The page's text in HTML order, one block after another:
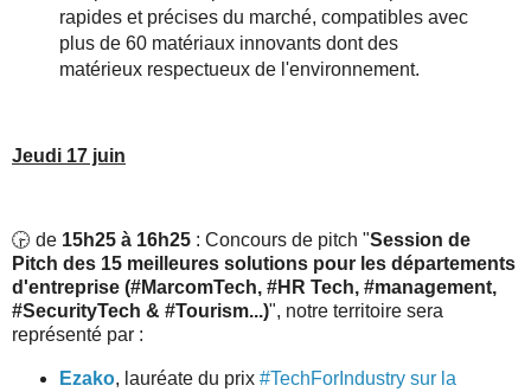
rapides et précises du marché, compatibles avec
plus de 60 matériaux innovants dont des
matérieux respectueux de l'environnement.
Jeudi 17 juin
🕞 de 15h25 à 16h25 : Concours de pitch "Session de
Pitch des 15 meilleures solutions pour les départements
d'entreprise (#MarcomTech, #HR Tech, #management,
#SecurityTech & #Tourism...)", notre territoire sera
représenté par :
Ezako, lauréate du prix #TechForIndustry sur la